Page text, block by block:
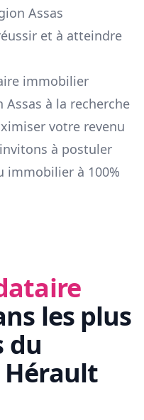
Assas
et à atteindre
immobilier
Assas à la recherche
votre revenu
à postuler
immobilier à 100%
les plus
du
Hérault